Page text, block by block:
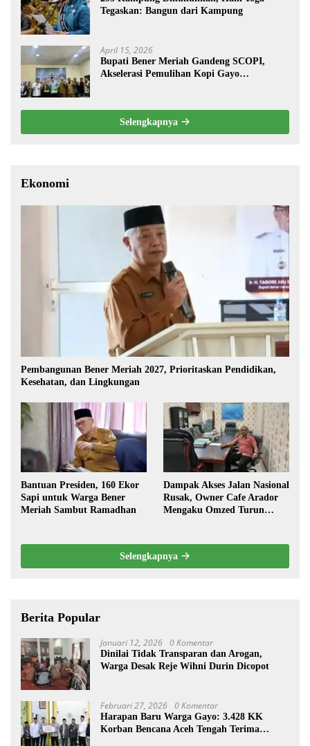
Tegaskan: Bangun dari Kampung
April 15, 2026
Bupati Bener Meriah Gandeng SCOPI,
Akselerasi Pemulihan Kopi Gayo
Selengkapnya
Ekonomi
Pembangunan Bener Meriah 2027, Prioritaskan Pendidikan,
Kesehatan, dan Lingkungan
Bantuan Presiden, 160 Ekor
Sapi untuk Warga Bener
Meriah Sambut Ramadhan
Dampak Akses Jalan Nasional
Rusak, Owner Cafe Arador
Mengaku Omzed Turun
Selengkapnya
Berita Popular
Januari 12, 2026 0 Komentar
Dinilai Tidak Transparan dan Arogan,
Warga Desak Reje Wihni Durin Dicopot
Februari 27, 2026 0 Komentar
Harapan Baru Warga Gayo: 3.428 KK
Korban Bencana Aceh Tengah Terima